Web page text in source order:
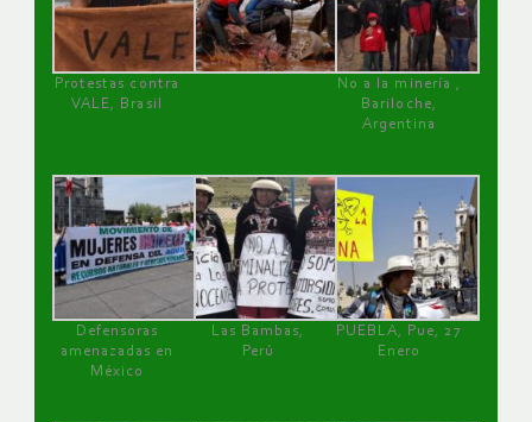
Protestas contra
VALE, Brasil
No a la minería ,
Bariloche,
Argentina
Defensoras
amenazadas en
México
Las Bambas,
Perú
PUEBLA, Pue, 27
Enero